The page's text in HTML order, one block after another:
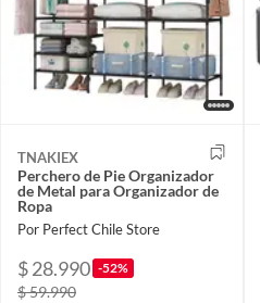
TNAKIEX
Perchero de Pie Organizador
de Metal para Organizador de
Ropa
Por Perfect Chile Store
$ 28.990 -52%
$ 59.990